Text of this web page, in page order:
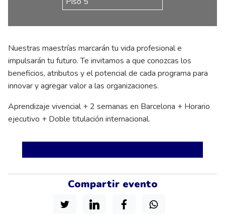
Compartir evento
Nuestras maestrías marcarán tu vida profesional e
impulsarán tu futuro. Te invitamos a que conozcas los
beneficios, atributos y el potencial de cada programa para
innovar y agregar valor a las organizaciones.
Aprendizaje vivencial + 2 semanas en Barcelona + Horario
ejecutivo + Doble titulación internacional.